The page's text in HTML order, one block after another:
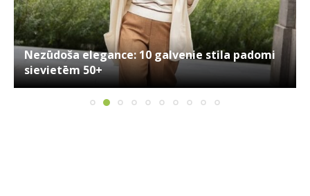
Nezūdoša elegance: 10 galvenie stila padomi
sievietēm 50+